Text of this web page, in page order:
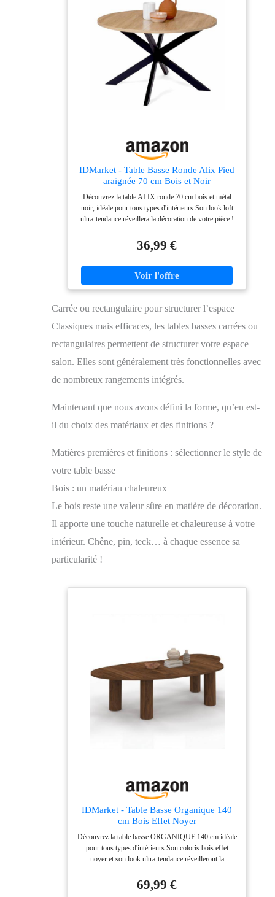
IDMarket - Table Basse Ronde Alix Pied
araignée 70 cm Bois et Noir
Découvrez la table ALIX ronde 70 cm bois et métal
noir, idéale pour tous types d'intérieurs Son look loft
ultra-tendance réveillera la décoration de votre pièce !
confèrent à la table un aspect cossu ! Plateau en MDF
(épaisseur 1,5 cm) et pieds en métal (épaisseur 2 x 4
conviendront aux grands comme aux petits espaces de
vie pour des apéros réussis !
36,99 €
Carrée ou rectangulaire pour structurer l’espace
Classiques mais efficaces, les tables basses carrées ou
rectangulaires permettent de structurer votre espace
salon. Elles sont généralement très fonctionnelles avec
de nombreux rangements intégrés.
Maintenant que nous avons défini la forme, qu’en est-
il du choix des matériaux et des finitions ?
Matières premières et finitions : sélectionner le style de
votre table basse
Bois : un matériau chaleureux
Le bois reste une valeur sûre en matière de décoration.
Il apporte une touche naturelle et chaleureuse à votre
intérieur. Chêne, pin, teck… à chaque essence sa
particularité !
IDMarket - Table Basse Organique 140
cm Bois Effet Noyer
Découvrez la table basse ORGANIQUE 140 cm idéale
pour tous types d'intérieurs Son coloris bois effet
noyer et son look ultra-tendance réveilleront la
et pieds ronds très modernes confèrent à la table un
aspect design Grâce à ses tons naturels et chaleureux,
69,99 €